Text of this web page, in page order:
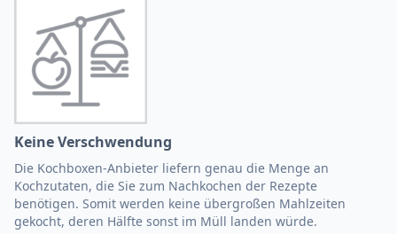
Keine Verschwendung
Die Kochboxen-Anbieter liefern genau die Menge an
Kochzutaten, die Sie zum Nachkochen der Rezepte
benötigen. Somit werden keine übergroßen Mahlzeiten
gekocht, deren Hälfte sonst im Müll landen würde.